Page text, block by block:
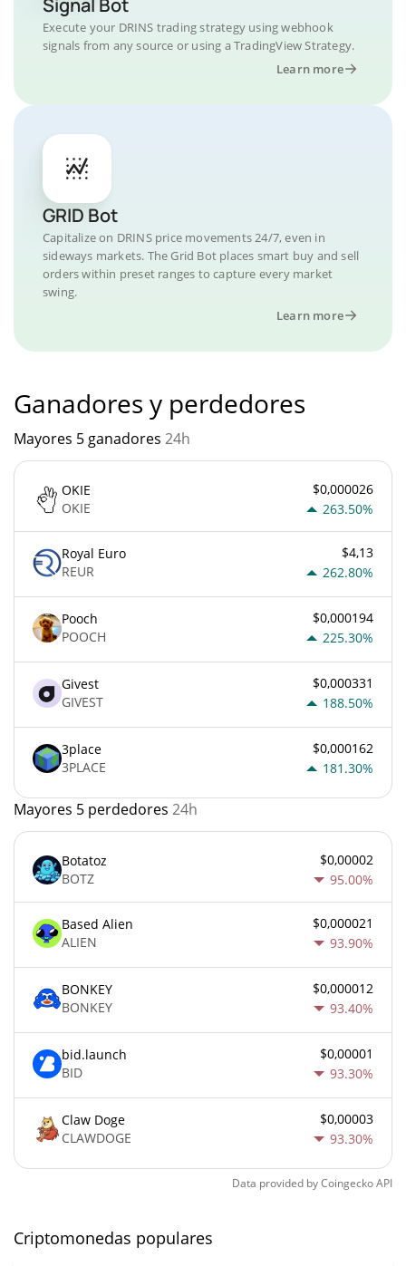
Execute your DRINS trading strategy using webhook
signals from any source or using a TradingView Strategy.
Learn more
GRID Bot
Capitalize on DRINS price movements 24/7, even in
sideways markets. The Grid Bot places smart buy and sell
orders within preset ranges to capture every market
swing.
Learn more
Ganadores y perdedores
Mayores 5 ganadores 24h
OKIE
OKIE
$0,000026
263.50%
Royal Euro
REUR
$4,13
262.80%
Pooch
POOCH
$0,000194
225.30%
Givest
GIVEST
$0,000331
188.50%
3place
3PLACE
$0,000162
181.30%
Mayores 5 perdedores 24h
Botatoz
BOTZ
$0,00002
95.00%
Based Alien
ALIEN
$0,000021
93.90%
BONKEY
BONKEY
$0,000012
93.40%
bid.launch
BID
$0,00001
93.30%
Claw Doge
CLAWDOGE
$0,00003
93.30%
Data provided byCoingeckoAPI
Criptomonedas populares